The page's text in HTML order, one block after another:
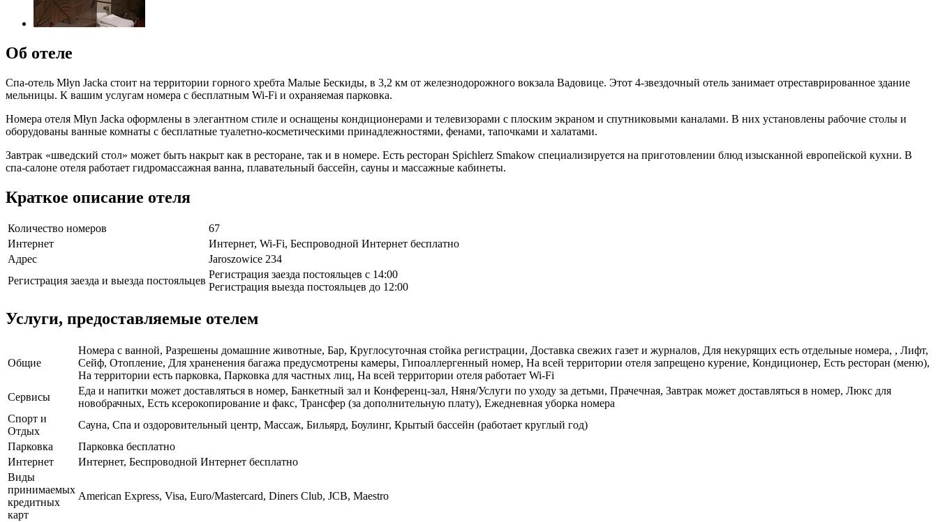
Об отеле
Спа-отель Młyn Jacka стоит на территории горного хребта Малые Бескиды, в 3,2 км от железнодорожного вокзала Вадовице. Этот 4-звездочный отель занимает отреставрированное здание
мельницы. К вашим услугам номера с бесплатным Wi-Fi и охраняемая парковка.
Номера отеля Młyn Jacka оформлены в элегантном стиле и оснащены кондиционерами и телевизорами с плоским экраном и спутниковыми каналами. В них установлены рабочие столы и
оборудованы ванные комнаты с бесплатные туалетно-косметическими принадлежностями, фенами, тапочками и халатами.
Завтрак «шведский стол» может быть накрыт как в ресторане, так и в номере. Есть ресторан Spichlerz Smakow специализируется на приготовлении блюд изысканной европейской кухни. В
спа-салоне отеля работает гидромассажная ванна, плавательный бассейн, сауны и массажные кабинеты.
Краткое описание отеля
Количество номеров
67
Интернет
Интернет, Wi-Fi, Беспроводной Интернет бесплатно
Адрес
Jaroszowice 234
Регистрация заезда и выезда постояльцев
Регистрация заезда постояльцев с 14:00
Регистрация выезда постояльцев до 12:00
Услуги, предоставляемые отелем
Общие
Номера с ванной, Разрешены домашние животные, Бар, Круглосуточная стойка регистрации, Доставка свежих газет и журналов, Для некурящих есть отдельные номера, , Лифт,
Сейф, Отопление, Для храненения багажа предусмотрены камеры, Гипоаллергенный номер, На всей территории отеля запрещено курение, Кондиционер, Есть ресторан (меню),
На территории есть парковка, Парковка для частных лиц, На всей территории отеля работает Wi-Fi
Сервисы
Еда и напитки может доставляться в номер, Банкетный зал и Конференц-зал, Няня/Услуги по уходу за детьми, Прачечная, Завтрак может доставляться в номер, Люкс для
новобрачных, Есть ксерокопирование и факс, Трансфер (за дополнительную плату), Ежедневная уборка номера
Спорт и
Отдых
Сауна, Спа и оздоровительный центр, Массаж, Бильярд, Боулинг, Крытый бассейн (работает круглый год)
Парковка
Парковка бесплатно
Интернет
Интернет, Беспроводной Интернет бесплатно
Виды
принимаемых
кредитных
карт
American Express, Visa, Euro/Mastercard, Diners Club, JCB, Maestro